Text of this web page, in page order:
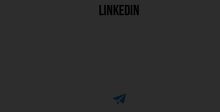
LinkedIn